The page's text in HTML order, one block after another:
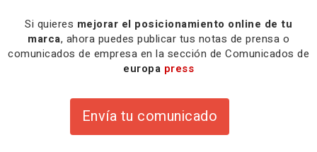
Si quieres mejorar el posicionamiento online de tu
marca, ahora puedes publicar tus notas de prensa o
comunicados de empresa en la sección de Comunicados de
europa press
Envía tu comunicado